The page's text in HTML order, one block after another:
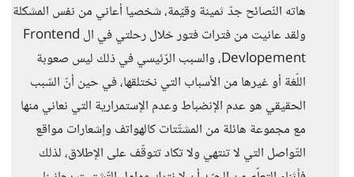
هاته النّصائح جدّ ثمينة وقيّمة، شخصيا أعاني من نفس المشكلة
ولقد عانيت من فترات فتور خلال رحلتي في ال Frontend
Devlopement، والسبب الرّئيسي في ذلك ليس صعوبة
اللّغة أو غيرها من الأسباب التي نختلقها، في حين أنّ السّبب
الحقيقي هو عدم الإنضباط وعدم الإستمرارية التي نعاني منها
مع مجموعة هائلة من المشتّتات كالهواتف وإشعارات مواقع
التّواصل التي لا تنتهي ولا تكاد تتوقّف على الإطلاق، لذلك